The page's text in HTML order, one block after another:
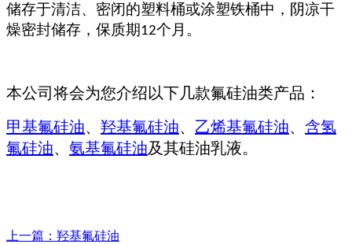
储存于清洁、密闭的塑料桶或涂塑铁桶中，阴凉干
燥密封储存，保质期12个月。
本公司将会为您介绍以下几款氟硅油类产品：
甲基氟硅油、 羟基氟硅油、 乙烯基氟硅油、 含氢
氟硅油、 氨基氟硅油及其硅油乳液。
上一篇：羟基氟硅油